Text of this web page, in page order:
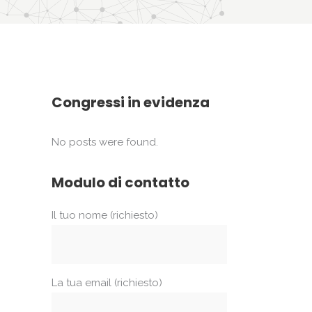
Congressi in evidenza
No posts were found.
Modulo di contatto
Il tuo nome (richiesto)
La tua email (richiesto)